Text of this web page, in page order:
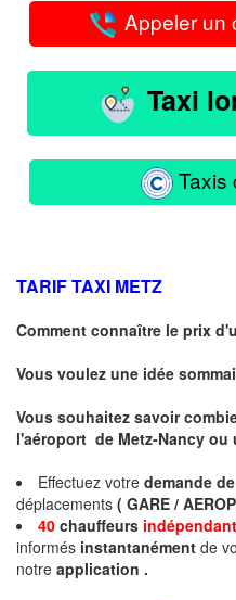
Appeler un
Taxi
Taxis
TARIF TAXI METZ
Comment connaître le prix
Vous voulez une idée
Vous souhaitez savoir
l'aéroport de Metz-Nancy ou
Effectuez votre demande
déplacements ( GARE /
40 chauffeurs
informés instantanément de
notre application .